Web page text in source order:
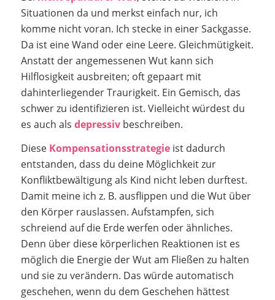
Situationen da und merkst einfach nur, ich
komme nicht voran. Ich stecke in einer Sackgasse.
Da ist eine Wand oder eine Leere. Gleichmütigkeit.
Anstatt der angemessenen Wut kann sich
Hilflosigkeit ausbreiten; oft gepaart mit
dahinterliegender Traurigkeit. Ein Gemisch, das
schwer zu identifizieren ist. Vielleicht würdest du
es auch als depressivbeschreiben.
Diese Kompensationsstrategieist dadurch
entstanden, dass du deine Möglichkeit zur
Konfliktbewältigung als Kind nicht leben durftest.
Damit meine ich z. B. ausflippen und die Wut über
den Körper rauslassen. Aufstampfen, sich
schreiend auf die Erde werfen oder ähnliches.
Denn über diese körperlichen Reaktionen ist es
möglich die Energie der Wut am Fließen zu halten
und sie zu verändern. Das würde automatisch
geschehen, wenn du dem Geschehen hättest